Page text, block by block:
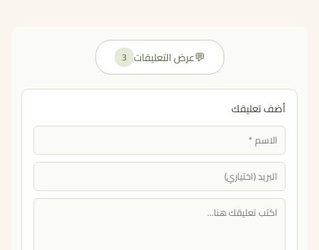
💬عرض التعليقات 3
أضف تعليقك